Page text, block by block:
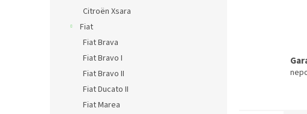
Citroën Xsara
Fiat
Fiat Brava
Fiat Bravo I
Fiat Bravo II
Fiat Ducato II
Fiat Marea